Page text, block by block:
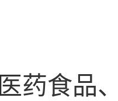
药食品